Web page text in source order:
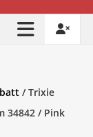
/ Trixie
34842 / Pink